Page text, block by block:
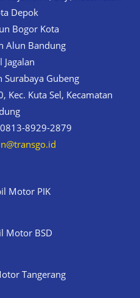
Depok
Bogor Kota
Alun Bandung
Jagalan
Surabaya Gubeng
Kec. Kuta Sel, Kecamatan
8929-2879
Motor PIK
Motor BSD
Tangerang